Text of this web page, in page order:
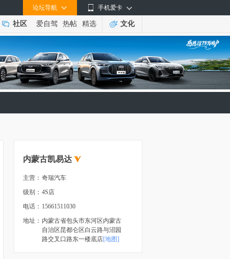
手机爱卡
论坛导航
社区 爱自驾 热帖 精选 文化
内蒙古凯易达
主营： 奇瑞汽车
级别： 4S店
电话： 15661511030
地址： 内蒙古省包头市东河区内蒙古
自治区昆都仑区白云路与沼园
路交叉口路东一楼底店[地图]